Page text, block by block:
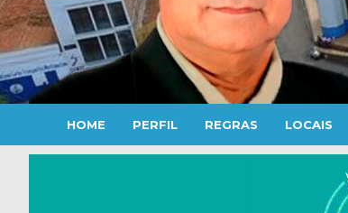
HOME PERFIL REGRAS LOCAIS